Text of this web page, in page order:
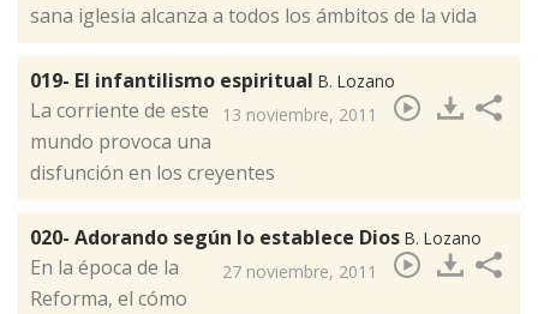
sana iglesia alcanza a todos los ámbitos de la vida
019- El infantilismo espiritual B. Lozano
13 noviembre, 2011
La corriente de este
mundo provoca una
disfunción en los creyentes
020- Adorando según lo establece Dios B. Lozano
27 noviembre, 2011
​En la época de la
Reforma, el cómo